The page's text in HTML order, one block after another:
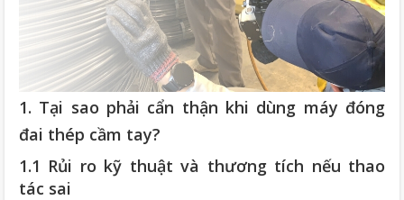
3.2 Điều chỉnh lực siết máy siết đai cầm tay hợp lý
3.3 Sử dụng đúng loại dây và khóa seal
3.4 Kiểm soát dây thừa tránh bật ngược
1. Tại sao phải cẩn thận khi dùng máy đóng
đai thép cầm tay?
1.1 Rủi ro kỹ thuật và thương tích nếu thao
tác sai